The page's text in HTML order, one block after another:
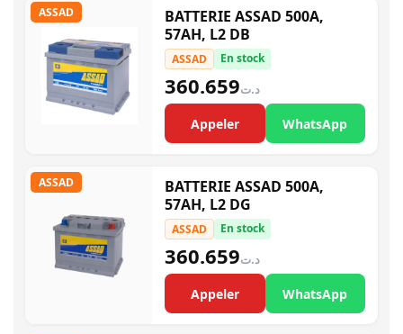
ASSAD
BATTERIE ASSAD 500A,
57AH, L2 DB
ASSAD En stock
د.ت360.659
Appeler WhatsApp
ASSAD
BATTERIE ASSAD 500A,
57AH, L2 DG
ASSAD En stock
د.ت360.659
Appeler WhatsApp